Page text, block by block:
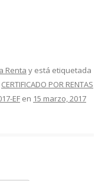
Renta y está etiquetada
CERTIFICADO POR RENTAS
EF en 15 marzo, 2017